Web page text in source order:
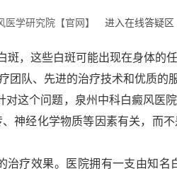
医学研究院【官网】 进入在线答疑区
，这些白斑可能出现在身体的
团队、先进的治疗技术和优质的
个问题，泉州中科白癜风医
神经化学物质等因素有关，而
效果。医院拥有一支由知名